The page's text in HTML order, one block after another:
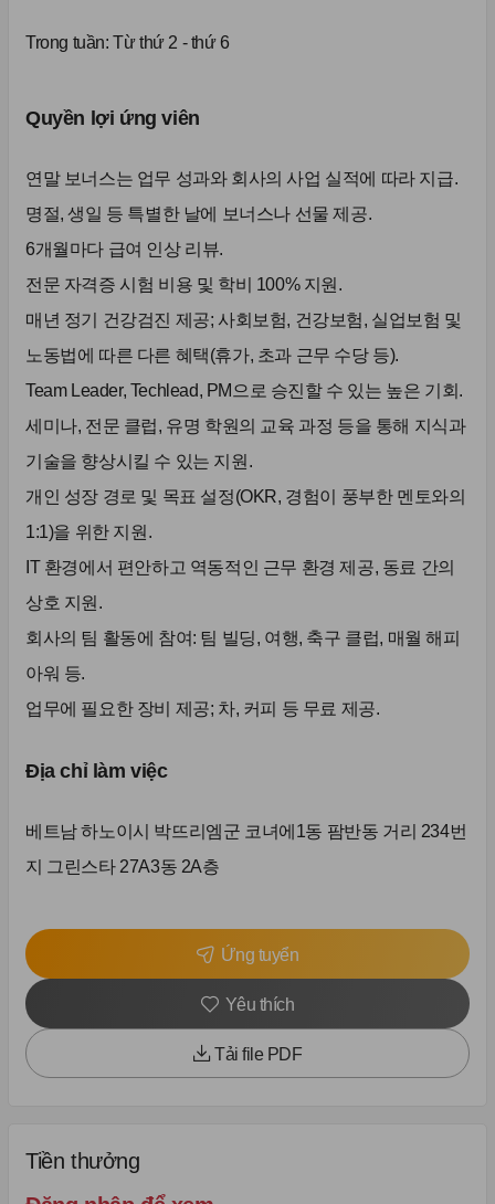
Trong tuần:Từ thứ 2 - thứ 6
Quyền lợi ứng viên
연말 보너스는 업무 성과와 회사의 사업 실적에 따라 지급.
명절, 생일 등 특별한 날에 보너스나 선물 제공.
6개월마다 급여 인상 리뷰.
전문 자격증 시험 비용 및 학비 100% 지원.
매년 정기 건강검진 제공; 사회보험, 건강보험, 실업보험 및
노동법에 따른 다른 혜택(휴가, 초과 근무 수당 등).
Team Leader, Techlead, PM으로 승진할 수 있는 높은 기회.
세미나, 전문 클럽, 유명 학원의 교육 과정 등을 통해 지식과
기술을 향상시킬 수 있는 지원.
개인 성장 경로 및 목표 설정(OKR, 경험이 풍부한 멘토와의
1:1)을 위한 지원.
IT 환경에서 편안하고 역동적인 근무 환경 제공, 동료 간의
상호 지원.
회사의 팀 활동에 참여: 팀 빌딩, 여행, 축구 클럽, 매월 해피
아워 등.
업무에 필요한 장비 제공; 차, 커피 등 무료 제공.
Địa chỉ làm việc
베트남 하노이시 박뜨리엠군 코녀에1동 팜반동 거리 234번
지 그린스타 27A3동 2A층
Ứng tuyển
Yêu thích
Tải file PDF
Tiền thưởng